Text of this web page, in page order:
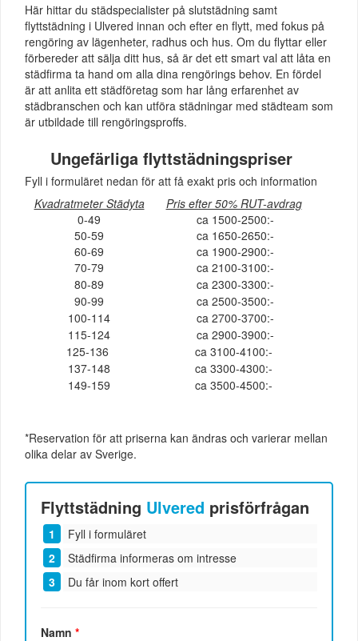
Här hittar du städspecialister på slutstädning samt
flyttstädning i Ulvered innan och efter en flytt, med fokus på
rengöring av lägenheter, radhus och hus. Om du flyttar eller
förbereder att sälja ditt hus, så är det ett smart val att låta en
städfirma ta hand om alla dina rengörings behov. En fördel
är att anlita ett städföretag som har lång erfarenhet av
städbranschen och kan utföra städningar med städteam som
är utbildade till rengöringsproffs.
Ungefärliga flyttstädningspriser
Fyll i formuläret nedan för att få exakt pris och information
Kvadratmeter Städyta
Pris efter 50% RUT-avdrag
0-49
ca 1500-2500:-
50-59
ca 1650-2650:-
60-69
ca 1900-2900:-
70-79
ca 2100-3100:-
80-89
ca 2300-3300:-
90-99
ca 2500-3500:-
100-114
ca 2700-3700:-
115-124
ca 2900-3900:-
125-136
ca 3100-4100:-
137-148
ca 3300-4300:-
149-159
ca 3500-4500:-
*Reservation för att priserna kan ändras och varierar mellan
olika delar av Sverige.
Flyttstädning Ulvered prisförfrågan
Fyll i formuläret
Städfirma informeras om intresse
Du får inom kort offert
Namn*